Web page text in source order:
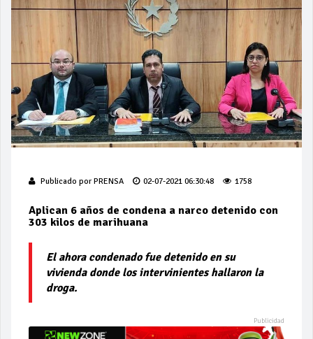
Publicado por PRENSA 02-07-2021 06:30:48 1758
Aplican 6 años de condena a narco detenido con
303 kilos de marihuana
El ahora condenado fue detenido en su
vivienda donde los intervinientes hallaron la
droga.